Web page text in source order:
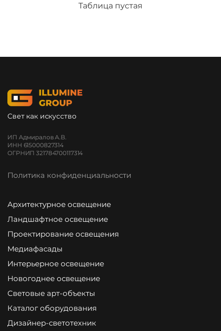
Таблица пустая
Свет как искусство
ИП Адмиралов А.В.
ИНН 615000827314
ОГРНИП 321784700117314
Политика конфиденциальности
Архитектурное освещение
Ландшафтное освещение
Проектирование освещения
Медиафасады
Интерьерное освещение
Новогоднее освещение
Световые арт-объекты
Каталог оборудования
Дизайнер-светотехник